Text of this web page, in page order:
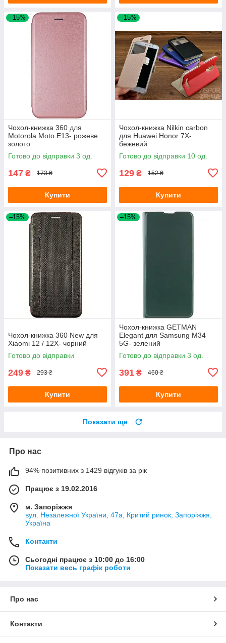
–15%
Чохол-книжка 360 для
Motorola Moto E13- рожеве
золото
Готово до відправки 3 од.
147 ₴ 173 ₴
Купити
–15%
Чохол-книжка Nilkin carbon
для Huawei Honor 7X-
бежевий
Готово до відправки 10 од.
129 ₴ 152 ₴
Купити
–15%
Чохол-книжка 360 New для
Xiaomi 12 / 12X- чорний
Готово до відправки
249 ₴ 293 ₴
Купити
–15%
Чохол-книжка GETMAN
Elegant для Samsung M34
5G- зелений
Готово до відправки 3 од.
391 ₴ 460 ₴
Купити
Показати ще
Про нас
94% позитивних з 1429 відгуків за рік
Працює з 19.02.2016
м. Запоріжжя
вул. Незалежної України, 47а, Критий ринок, Запоріжжя,
Україна
Контакти
Сьогодні працює з 10:00 до 16:00
Показати весь графік роботи
Про нас
Контакти